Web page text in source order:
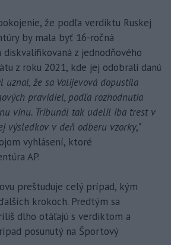
že podľa verdiktu Ruskej
by mala byť 16-ročná
z jednodňového
z roku 2021, kde jej odobrali danú
uznal, že sa Valijevová dopustila
pravidiel, podľa rozhodnutia
vinu. Tribunál tak udelil iba trest v
výsledkov v deň odberu vzorky,"
vyhlásení, ktoré
AP.
preštuduje celý prípad, kým
krokoch. Predtým sa
dlho otáľajú s verdiktom a
posunutý na Športový